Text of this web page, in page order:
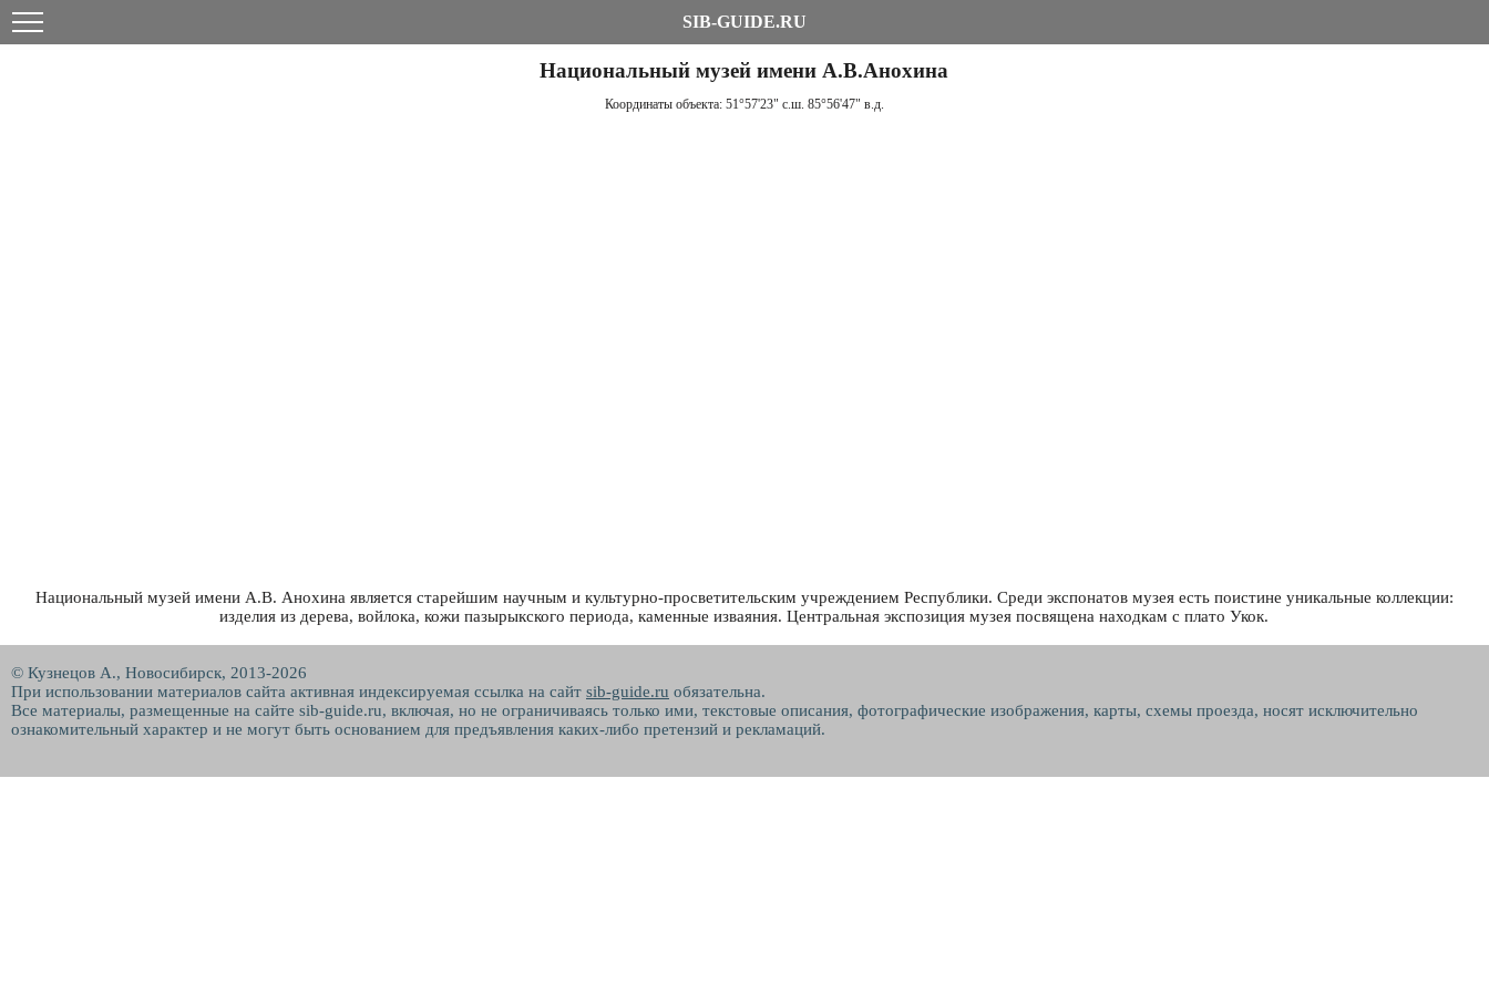
SIB-GUIDE.RU
Национальный музей имени А.В.Анохина
Координаты объекта: 51°57'23" с.ш. 85°56'47" в.д.
Национальный музей имени А.В. Анохина является старейшим научным и культурно-просветительским учреждением Республики. Среди экспонатов музея есть поистине уникальные коллекции:
изделия из дерева, войлока, кожи пазырыкского периода, каменные изваяния. Центральная экспозиция музея посвящена находкам с плато Укок.
© Кузнецов А., Новосибирск, 2013-2026
При использовании материалов сайта активная индексируемая ссылка на сайт sib-guide.ru обязательна.
Все материалы, размещенные на сайте sib-guide.ru, включая, но не ограничиваясь только ими, текстовые описания, фотографические изображения, карты, схемы проезда, носят исключительно
ознакомительный характер и не могут быть основанием для предъявления каких-либо претензий и рекламаций.